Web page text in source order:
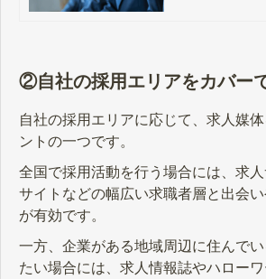
ます。
②自社の採用エリアをカバー
自社の採用エリアに応じて、求人媒
ントの一つです。
全国で採用活動を行う場合には、求
サイトなどの幅広い求職者層と出会
が有効です。
一方、企業がある地域周辺に住んで
たい場合には、求人情報誌やハロー